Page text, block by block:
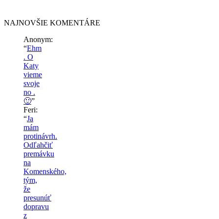
NAJNOVŠIE KOMENTÁRE
Anonym:
“Ehm
. O
Katy
vieme
svoje
no .
🙂”
Feri:
“Ja
mám
protinávrh.
Odľahčiť
premávku
na
Komenského,
tým,
že
presunúť
dopravu
z